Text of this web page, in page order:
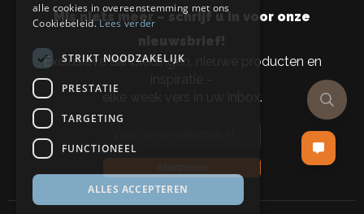
Mis niets meer – schrijf u in voor onze
nieuwsbrief!
Exclusieve aanbiedingen, nieuwe producten en
inspiratie –
elke week vers in uw inbox.
alle cookies in overeenstemming met ons
Cookiebeleid.Lees verder
STRIKT NOODZAKELIJK
PRESTATIE
TARGETING
FUNCTIONEEL
ALLES ACCEPTEREN